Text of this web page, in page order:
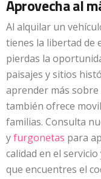
Aprovecha al
Al alquilar un
tienes la libertad de
pierdas la
paisajes y sitios
aprender más sobre
también ofrece
familias. Consulta
yfurgonetas para
calidad en el
que encuentres el